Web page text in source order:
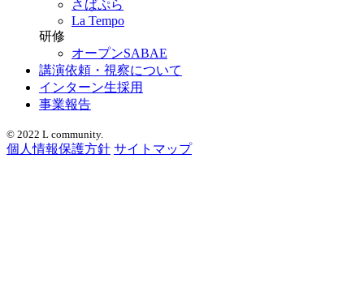
さばぷら
La Tempo
研修
オープンSABAE
講演依頼・視察について
インターン生採用
事業報告
© 2022 L community.
個人情報保護方針 サイトマップ